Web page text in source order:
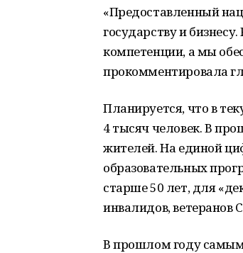
«Предоставленный
государству и
компетенции, а мы
прокомментировала
Планируется, что в
4 тысяч человек. В
жителей. На единой
образовательных
старше 50 лет, для
инвалидов, ветеранов
В прошлом году